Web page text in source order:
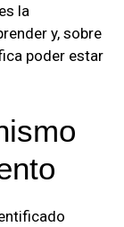
la
y, sobre
poder estar